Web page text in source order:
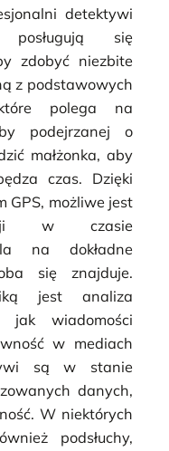
detektywi
się
zdobyć niezbite
z podstawowych
polega na
podejrzanej o
małżonka, aby
czas. Dzięki
GPS, możliwe jest
w czasie
na dokładne
się znajduje.
jest analiza
jak wiadomości
w mediach
są w stanie
danych,
W niektórych
podsłuchy,